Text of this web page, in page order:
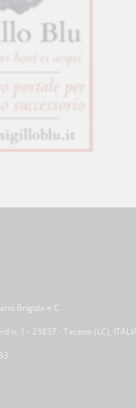
Brigida e C.
n. 1 - 23837 - Taceno (LC),